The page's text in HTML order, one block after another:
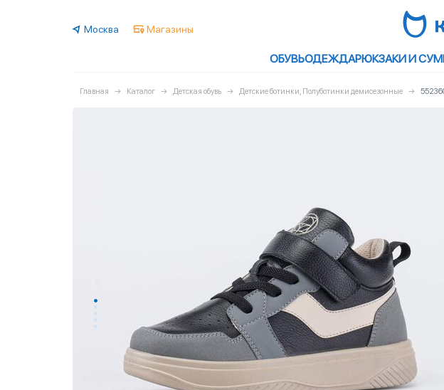
Москва Магазины
ОБУВЬОДЕЖДАРЮКЗАКИ И
Главная Каталог Детская обувь Детские ботинки, Полуботинки демисезонные